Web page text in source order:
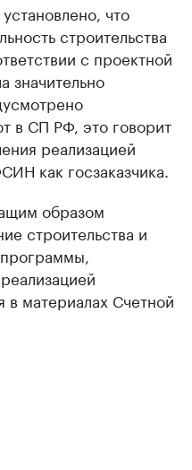
что
строительства
с проектной
значительно
в СП РФ, это говорит
реализацией
как госзаказчика.
образом
строительства и
материалах Счетной